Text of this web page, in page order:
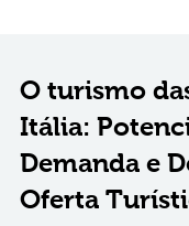
O turismo
Itália:
Demanda e